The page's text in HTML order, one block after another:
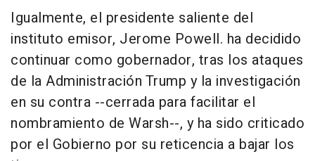
Igualmente, el presidente saliente del
instituto emisor, Jerome Powell. ha decidido
continuar como gobernador, tras los ataques
de la Administración Trump y la investigación
en su contra --cerrada para facilitar el
nombramiento de Warsh--, y ha sido criticado
por el Gobierno por su reticencia a bajar los